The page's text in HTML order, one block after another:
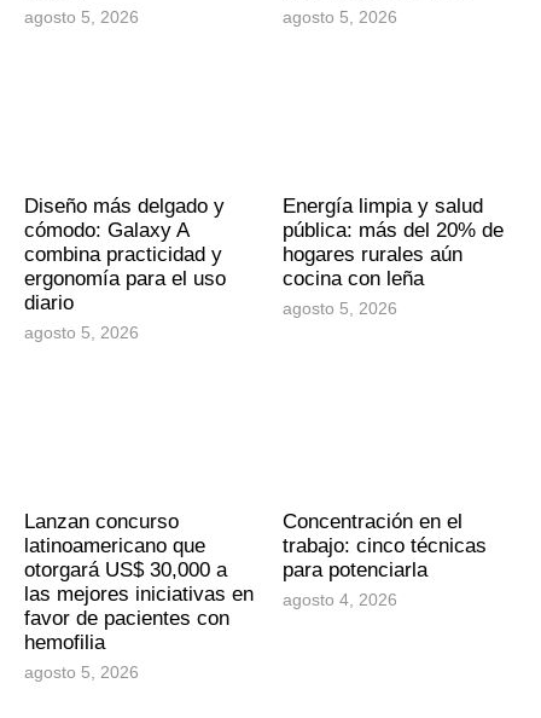
agosto 5, 2026 agosto 5, 2026
Diseño más delgado y
cómodo: Galaxy A
combina practicidad y
ergonomía para el uso
diario
agosto 5, 2026
Energía limpia y salud
pública: más del 20% de
hogares rurales aún
cocina con leña
agosto 5, 2026
Lanzan concurso
latinoamericano que
otorgará US$ 30,000 a
las mejores iniciativas en
favor de pacientes con
hemofilia
agosto 5, 2026
Concentración en el
trabajo: cinco técnicas
para potenciarla
agosto 4, 2026